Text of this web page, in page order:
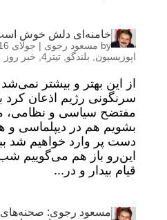
خامنه‌ای دلش خوش
by مسعود رجوی | جولای 16, 2025 9:23 ب.ظ
اپوزیسیون
بلندگو تیتر4 , خبر روز
از این بهتر و بیشتر
سرنگونی رژیم اذعان
مفتضح سیاسی و نظامی،
بشویم هم در دیپلماسی و
دست پر وارد خواهیم شد
این‌رو باز هم می‌گوییم
قیام بیدار و در...
مسعود رجوی: صحنه‌های